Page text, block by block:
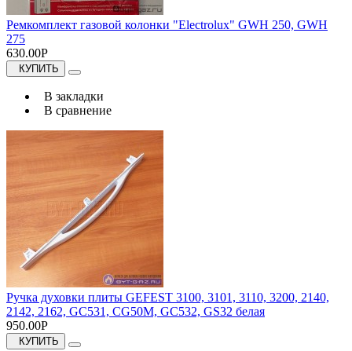
Ремкомплект газовой колонки "Electrolux" GWH 250, GWH
275
630.00Р
КУПИТЬ
В закладки
В сравнение
Ручка духовки плиты GEFEST 3100, 3101, 3110, 3200, 2140,
2142, 2162, GC531, CG50M, GC532, GS32 белая
950.00Р
КУПИТЬ